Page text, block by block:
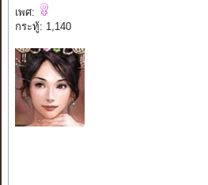
เพศ:
กระทู้: 1,140